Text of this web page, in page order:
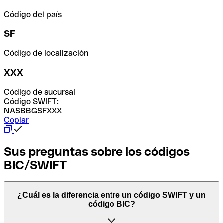
Código del país
SF
Código de localización
XXX
Código de sucursal
Código SWIFT:
NASBBGSFXXX
Copiar
Sus preguntas sobre los códigos
BIC/SWIFT
¿Cuál es la diferencia entre un código SWIFT y un
código BIC?